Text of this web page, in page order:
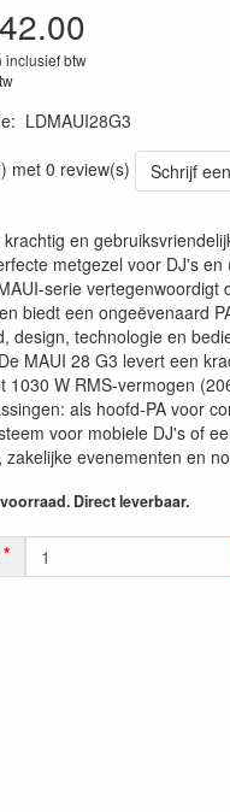
inclusief btw
: LDMAUI28G3
met 0 review(s)
Schrijf
en
metgezel voor DJ's
serie vertegenwoordigt
biedt een ongeëvenaard
design, technologie en
MAUI 28 G3 levert een
1030 W RMS-vermogen
als hoofd-PA voor
voor mobiele DJ's of
zakelijke evenementen en
Direct leverbaar.